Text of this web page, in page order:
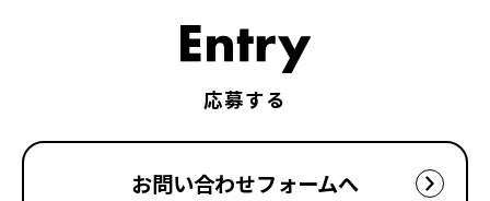
応募する
お問い合わせフォームへ